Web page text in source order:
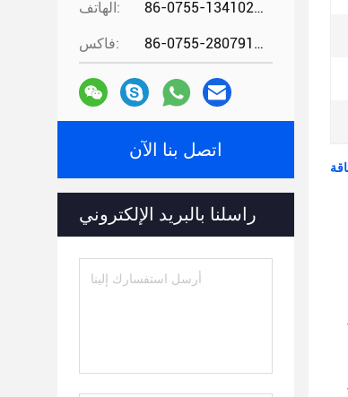
الهاتف: 86-0755-13410274294
فاكس: 86-0755-28079166
اتصل بنا الآن
راسلنا بالبريد الإلكتروني